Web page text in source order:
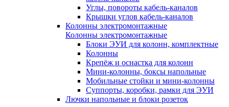
Углы, повороты кабель-каналов
Крышки углов кабель-каналов
Колонны электромонтажные
Колонны электромонтажные
Блоки ЭУИ для колонн, комплектные
Колонны
Крепёж и оснастка для колонн
Мини-колонны, боксы напольные
Мобильные стойки и мини-колонны
Суппорты, коробки, рамки для ЭУИ
Лючки напольные и блоки розеток